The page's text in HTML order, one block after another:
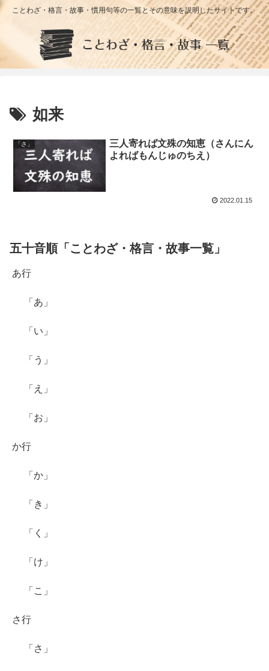
ことわざ・格言・故事・慣用句等の一覧とその意味を説明したサイトです。
如来
「さ」
三人寄れば文殊の知恵（さんにん
よればもんじゅのちえ）
2022.01.15
五十音順「ことわざ・格言・故事一覧」
あ行
「あ」
「い」
「う」
「え」
「お」
か行
「か」
「き」
「く」
「け」
「こ」
さ行
「さ」